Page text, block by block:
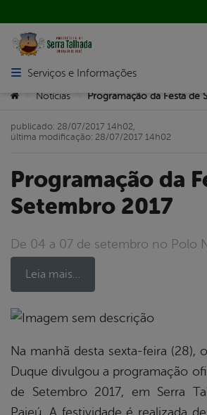
Abrir menu principal de navegação
Serviços e Informações
Você está aqui:
Notícias Programação da Festa de
Programação da Festa de
Setembro 2017
De 04 a 07 de setembro no Polo
Leia mais…
publicado: 28/07/2017 14h02,
última modificação: 28/07/2017 14h02
Na manhã desta sexta-feira (28),
Duque divulgou a programação
de Setembro 2017, em Serra
Pajeú. A festividade é realizada